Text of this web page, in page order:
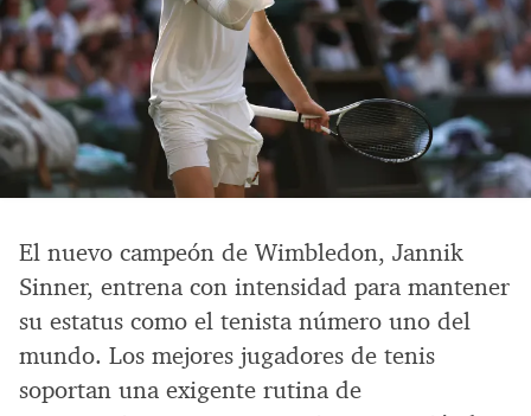
El nuevo campeón de Wimbledon, Jannik
Sinner, entrena con intensidad para mantener
su estatus como el tenista número uno del
mundo. Los mejores jugadores de tenis
soportan una exigente rutina de